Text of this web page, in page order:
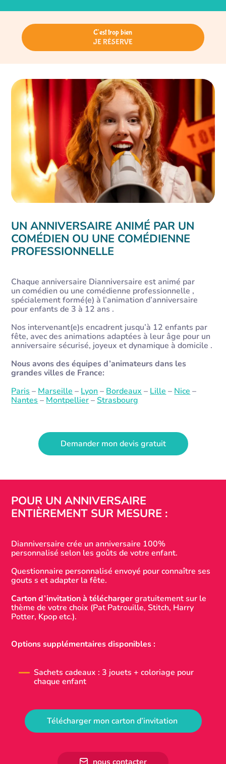
C'est trop bien
JE RÉSERVE
UN ANNIVERSAIRE ANIMÉ PAR UN
COMÉDIEN OU UNE COMÉDIENNE
PROFESSIONNELLE
Chaque anniversaire Dianniversaire est animé par
un comédien ou une comédienne professionnelle ,
spécialement formé(e) à l’animation d’anniversaire
pour enfants de 3 à 12 ans .
Nos intervenant(e)s encadrent jusqu’à 12 enfants par
fête, avec des animations adaptées à leur âge pour un
anniversaire sécurisé, joyeux et dynamique à domicile .
Nous avons des équipes d’animateurs dans les
grandes villes de France:
Paris – Marseille – Lyon– Bordeaux – Lille – Nice –
Nantes – Montpellier–Strasbourg
Demander mon devis gratuit
POUR UN ANNIVERSAIRE
ENTIÈREMENT SUR MESURE :
Dianniversaire crée un anniversaire 100%
personnalisé selon les goûts de votre enfant.
Questionnaire personnalisé envoyé pour connaître ses
gouts s et adapter la fête.
Carton d’invitation à téléchargergratuitement sur le
thème de votre choix (Pat Patrouille, Stitch, Harry
Potter, Kpop etc.).
Options supplémentaires disponibles :
Sachets cadeaux : 3 jouets + coloriage pour
chaque enfant
Télécharger mon carton d’invitation